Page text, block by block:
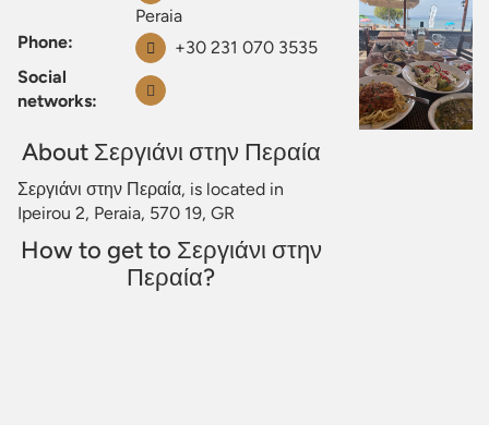
Peraia
Phone:
+30 231 070 3535
Social
networks:
About Σεργιάνι στην Περαία
Σεργιάνι στην Περαία, is located in
Ipeirou 2, Peraia, 570 19, GR
How to get to Σεργιάνι στην
Περαία?